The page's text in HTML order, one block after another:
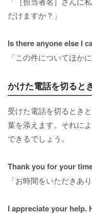
だけますか？」
Is there anyone else I
「この件についてほか
かけた電話を切ると
受けた電話を切るとき
葉を添えます。それに
できるでしょう。
Thank you for your
「お時間をいただきあ
I appreciate your help.